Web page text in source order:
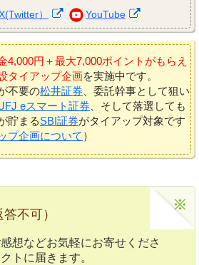
） YouTube
4,000円＋最大7,000ポイントがもらえ
タイアップ企画を実施中です。
不要の松井証券、委託幹事として狙い
eスマート証券、そして落選しても
貯まるSBI証券がタイアップ対象です
プ企画について ）
不可）
想などお気軽にお寄せくださ
トに届きます。